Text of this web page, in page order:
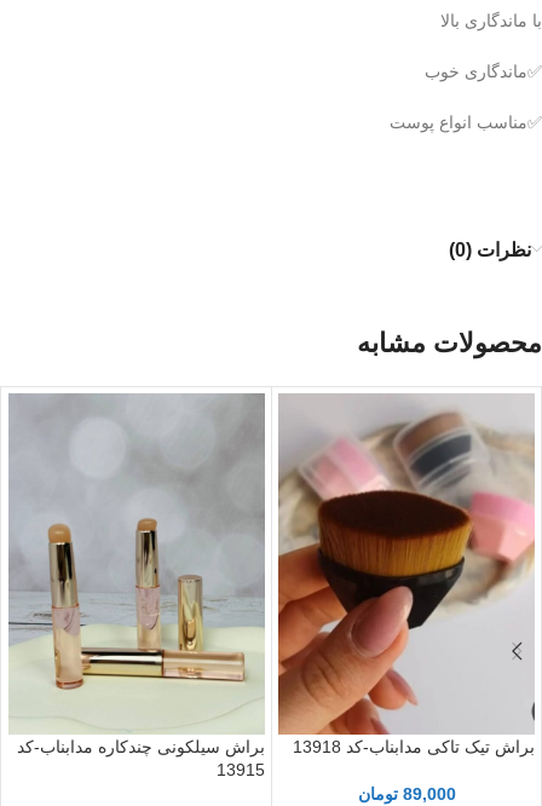
با ماندگاری بالا
✅️ماندگاری خوب
✅️مناسب انواع پوست
نظرات (0)
محصولات مشابه
براش تیک تاکی مدابناب-کد 13918
89,000 تومان
براش سیلکونی چندکاره مدابناب-کد
13915